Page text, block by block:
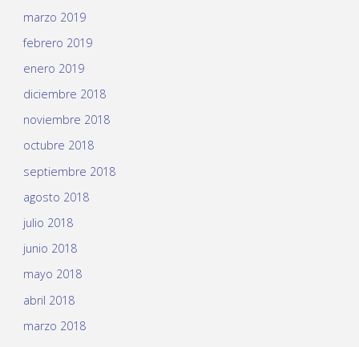
marzo 2019
febrero 2019
enero 2019
diciembre 2018
noviembre 2018
octubre 2018
septiembre 2018
agosto 2018
julio 2018
junio 2018
mayo 2018
abril 2018
marzo 2018